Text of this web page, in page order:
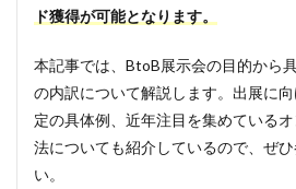
ド獲得が可能となります。
本記事では、BtoB展示会の目的から
の内訳について解説します。出展に
定の具体例、近年注目を集めている
法についても紹介しているので、ぜ
い。